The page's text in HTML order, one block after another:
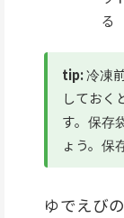
る
tip:冷凍
しておく
す。保存
ょう。保
ゆでえび